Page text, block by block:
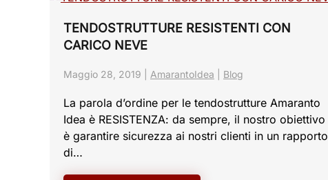
TENDOSTRUTTURE RESISTENTI CON
CARICO NEVE
Maggio 28, 2019 AmarantoIdea Blog
La parola d’ordine per le tendostrutture Amaranto
Idea è RESISTENZA: da sempre, il nostro obiettivo
è garantire sicurezza ai nostri clienti in un rapporto
di…